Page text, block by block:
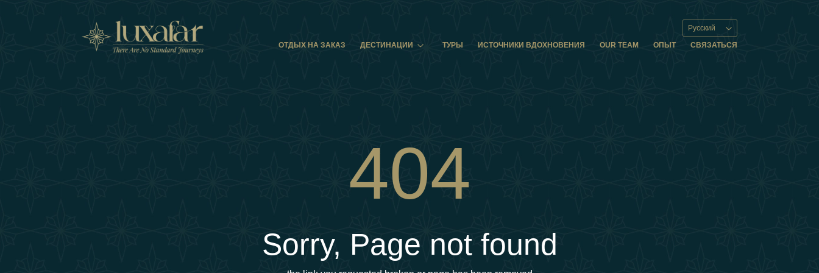
Русский
ОТДЫХ НА ЗАКАЗ
ДЕСТИНАЦИИ ТУРЫ ИСТОЧНИКИ ВДОХНОВЕНИЯ OUR TEAM ОПЫТ СВЯЗАТЬСЯ
404
Sorry, Page not found